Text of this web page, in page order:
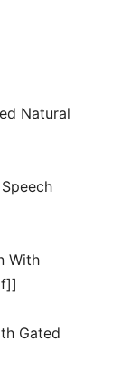
Natural
With
Gated